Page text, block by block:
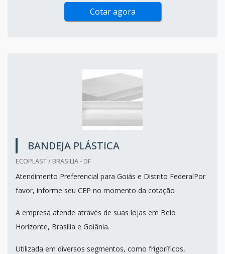
Cotar agora
BANDEJA PLÁSTICA
ECOPLAST / BRASILIA - DF
Atendimento Preferencial para Goiás e Distrito FederalPor
favor, informe seu CEP no momento da cotação
A empresa atende através de suas lojas em Belo
Horizonte, Brasília e Goiânia.
Utilizada em diversos segmentos, como frigoríficos,